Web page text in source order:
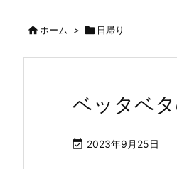
ホーム >  日帰り
ベッタベ
 2023年9月25日